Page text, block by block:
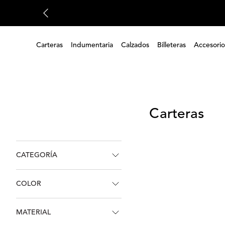
Carteras Indumentaria Calzados Billeteras
Carteras
CATEGORÍA
Mochilas
Bandoleras (37)
Sobres
COLOR
MATERIAL